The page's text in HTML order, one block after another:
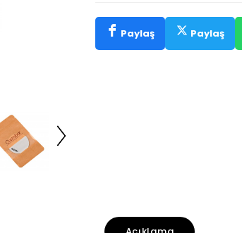
Paylaş Paylaş